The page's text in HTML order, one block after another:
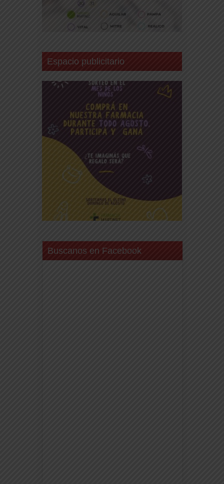
Espacio publicitario
Buscanos en Facebook